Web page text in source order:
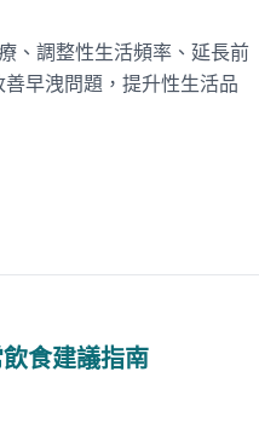
、調整性生活頻率、延長前
早洩問題，提升性生活品
食建議指南